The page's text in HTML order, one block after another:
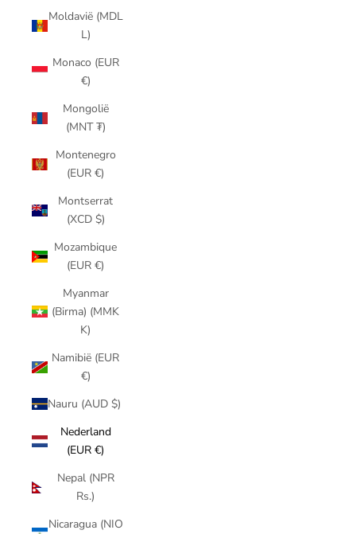
Moldavië (MDL
L)
Monaco (EUR
€)
Mongolië
(MNT ₮)
Montenegro
(EUR €)
Montserrat
(XCD $)
Mozambique
(EUR €)
Myanmar
(Birma) (MMK
K)
Namibië (EUR
€)
Nauru (AUD $)
Nederland
(EUR €)
Nepal (NPR
Rs.)
Nicaragua (NIO